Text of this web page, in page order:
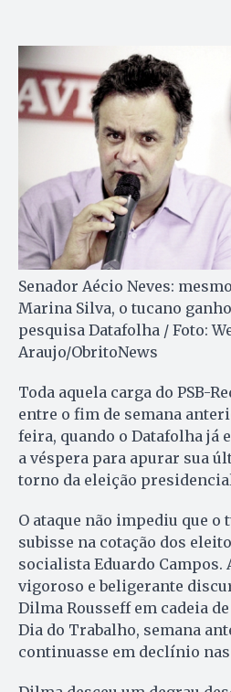
Senador Aécio Neves:
Marina Silva, o tucano
pesquisa Datafolha / Foto:
Araujo/ObritoNews
Toda aquela carga do PSB-
entre o fim de semana
feira, quando o Datafolha já
a véspera para apurar sua
torno da eleição
O ataque não impediu que o
subisse na cotação dos
socialista Eduardo Campos.
vigoroso e beligerante
Dilma Rousseff em cadeia
Dia do Trabalho, semana
continuasse em declínio